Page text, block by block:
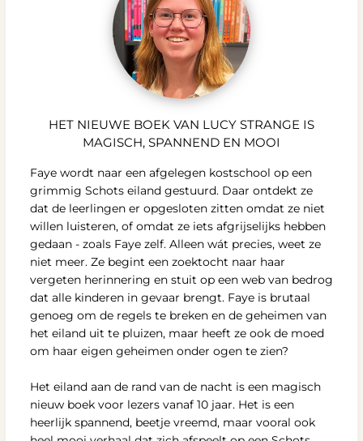
HET NIEUWE BOEK VAN LUCY STRANGE IS
MAGISCH, SPANNEND EN MOOI
Faye wordt naar een afgelegen kostschool op een
grimmig Schots eiland gestuurd. Daar ontdekt ze
dat de leerlingen er opgesloten zitten omdat ze niet
willen luisteren, of omdat ze iets afgrijselijks hebben
gedaan - zoals Faye zelf. Alleen wát precies, weet ze
niet meer. Ze begint een zoektocht naar haar
vergeten herinnering en stuit op een web van bedrog
dat alle kinderen in gevaar brengt. Faye is brutaal
genoeg om de regels te breken en de geheimen van
het eiland uit te pluizen, maar heeft ze ook de moed
om haar eigen geheimen onder ogen te zien?
Het eiland aan de rand van de nacht is een magisch
nieuw boek voor lezers vanaf 10 jaar. Het is een
heerlijk spannend, beetje vreemd, maar vooral ook